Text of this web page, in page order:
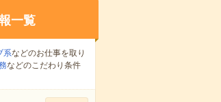
一覧
系などのお仕事を取り
などのこだわり条件